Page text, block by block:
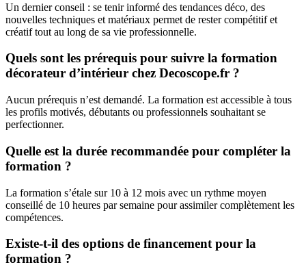
Un dernier conseil : se tenir informé des tendances déco, des
nouvelles techniques et matériaux permet de rester compétitif et
créatif tout au long de sa vie professionnelle.
Quels sont les prérequis pour suivre la formation
décorateur d’intérieur chez Decoscope.fr ?
Aucun prérequis n’est demandé. La formation est accessible à tous
les profils motivés, débutants ou professionnels souhaitant se
perfectionner.
Quelle est la durée recommandée pour compléter la
formation ?
La formation s’étale sur 10 à 12 mois avec un rythme moyen
conseillé de 10 heures par semaine pour assimiler complètement les
compétences.
Existe-t-il des options de financement pour la
formation ?